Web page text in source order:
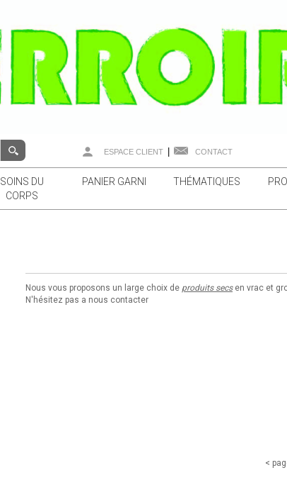
CONTACT
ESPACE CLIENT
SOINS DU
CORPS
PANIER GARNI THÉMATIQUES
Nous vous proposons un large choix de produits secsen vrac et
N'hésitez pas a nous contacter
<